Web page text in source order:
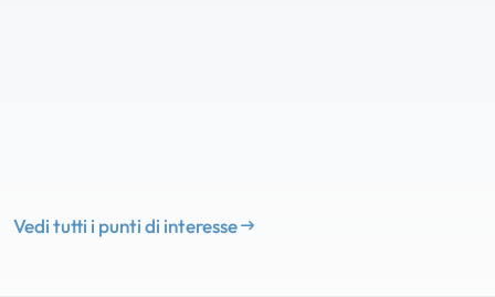
Vedi tutti i punti di interesse